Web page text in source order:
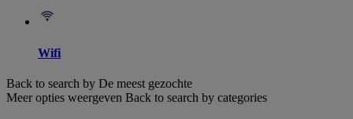
Wifi
Back to search by De meest gezochte
Meer opties weergeven Back to search by categories